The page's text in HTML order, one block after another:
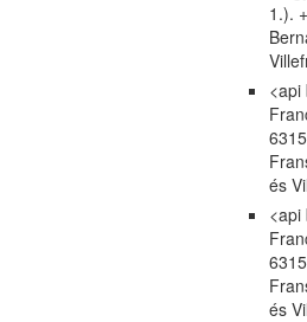
1.).
<api
és
<api
és